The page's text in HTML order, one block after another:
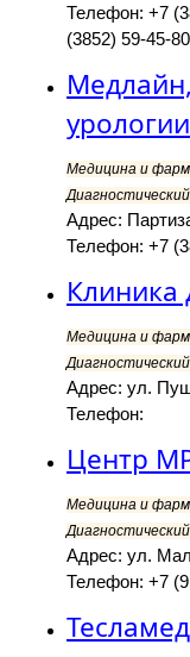
Телефон: +7
(3852) 59-45-
урологии
Медицина и
Адрес:
Телефон: +7
Клиника
Медицина и
Адрес: ул.
Телефон:
Центр
Медицина и
Адрес: ул.
Телефон: +7
Тесламед